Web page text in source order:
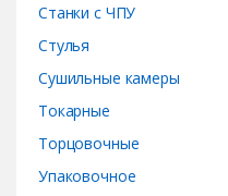
Станки с ЧПУ
Стулья
Сушильные камеры
Токарные
Торцовочные
Упаковочное